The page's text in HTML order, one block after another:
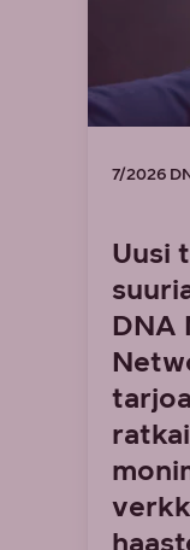
7/2026
Uusi
DNA